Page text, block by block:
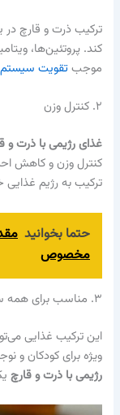
ترکیب ذرت و قارچ در
کند. پروتئین‌ها،
موجبتقویت سیستم
۲. کنترل وزن
غذای رژیمی با ذرت و
کنترل وزن و کاهش
ترکیب به رژیم غذایی
حتما بخوانید
مخصوص
۳. مناسب برای همه سنین
این ترکیب غذایی
ویژه برای کودکان و
رژیمی با ذرت و قارچ